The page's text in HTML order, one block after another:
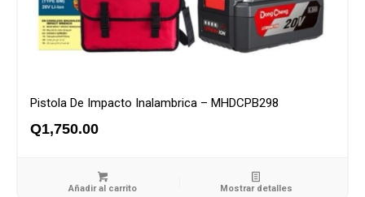
Pistola De Impacto Inalambrica – MHDCPB298
Q1,750.00
Añadir al carrito Mostrar detalles